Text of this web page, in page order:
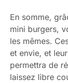
En somme,
mini burgers,
les mêmes.
et envie, et
permettra de
laissez libre